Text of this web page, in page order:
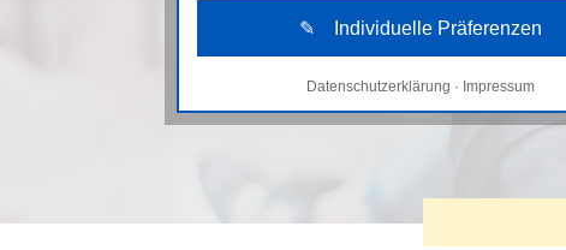
✎ Individuelle Präferenzen
Notwendige Cookies
Datenschutzerklärung · Impressum